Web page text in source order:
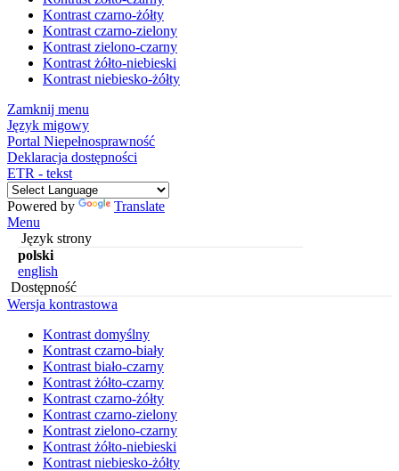
Kontrast czarno-żółty
Kontrast czarno-zielony
Kontrast zielono-czarny
Kontrast żółto-niebieski
Kontrast niebiesko-żółty
Zamknij menu
Język migowy
Portal Niepełnosprawność
Deklaracja dostępności
ETR - tekst
Powered by
Translate
Menu
Język strony
polski
english
Dostępność
Wersja kontrastowa
Kontrast domyślny
Kontrast czarno-biały
Kontrast biało-czarny
Kontrast żółto-czarny
Kontrast czarno-żółty
Kontrast czarno-zielony
Kontrast zielono-czarny
Kontrast żółto-niebieski
Kontrast niebiesko-żółty